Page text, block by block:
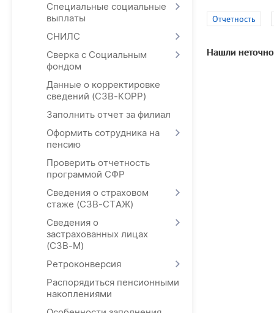
Специальные социальные
выплаты
СНИЛС
Сверка с Социальным
фондом
Данные о корректировке
сведений (СЗВ-КОРР)
Заполнить отчет за филиал
Оформить сотрудника на
пенсию
Проверить отчетность
программой СФР
Сведения о страховом
стаже (СЗВ-СТАЖ)
Сведения о
застрахованных лицах
(СЗВ-М)
Ретроконверсия
Распорядиться пенсионными
накоплениями
Отчетность
Нашли